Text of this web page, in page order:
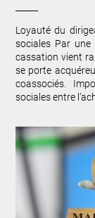
Loyauté du
sociales Par
cassation vient
se porte
coassociés.
sociales entre